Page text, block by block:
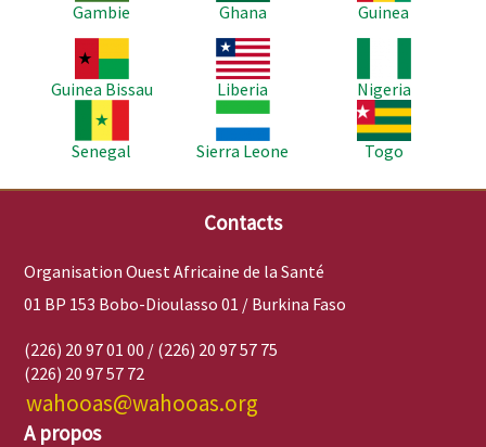
Gambie
Ghana
Guinea
Image
Guinea Bissau
Image
Liberia
Nigeria
Senegal
Image
Sierra Leone
Image
Togo
Contacts
Organisation Ouest Africaine de la Santé
01 BP 153 Bobo-Dioulasso 01 / Burkina Faso
(226) 20 97 01 00 / (226) 20 97 57 75
(226) 20 97 57 72
wahooas@wahooas.org
A propos